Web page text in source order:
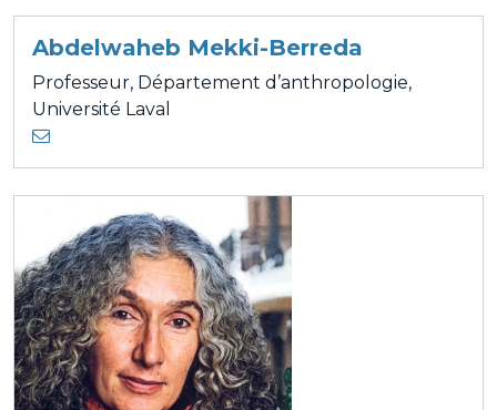
Abdelwaheb Mekki-Berreda
Professeur, Département d’anthropologie,
Université Laval